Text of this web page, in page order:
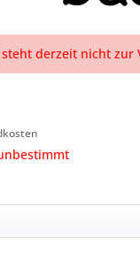
derzeit nicht zur